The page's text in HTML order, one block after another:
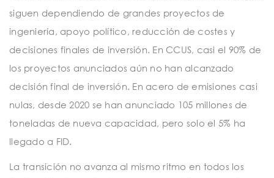
siguen dependiendo de grandes proyectos de
ingeniería, apoyo político, reducción de costes y
decisiones finales de inversión. En CCUS, casi el 90% de
los proyectos anunciados aún no han alcanzado
decisión final de inversión. En acero de emisiones casi
nulas, desde 2020 se han anunciado 105 millones de
toneladas de nueva capacidad, pero solo el 5% ha
llegado a FID.
La transición no avanza al mismo ritmo en todos los